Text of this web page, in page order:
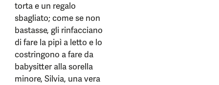
torta e un regalo
sbagliato; come se non
bastasse, gli rinfacciano
di fare la pipì a letto e lo
costringono a fare da
babysitter alla sorella
minore, Silvia, una vera